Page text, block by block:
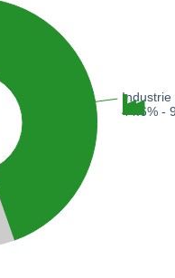
Industrie
44.6% -